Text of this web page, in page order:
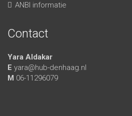
ANBI informatie
Contact
Yara Aldakar
E yara@hub-denhaag.nl
M 06-11296079